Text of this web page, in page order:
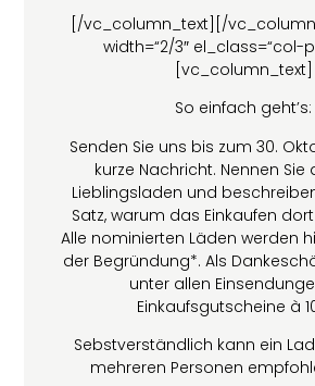
[/vc_column_text][/
width=“2/3″ el_class=“col-
[vc_column_text]
So einfach geht’s:
Senden Sie uns bis zum 30.
kurze Nachricht. Nennen Sie
Lieblingsladen und
Satz, warum das Einkaufen
Alle nominierten Läden werden
der Begründung*. Als
unter allen
Einkaufsgutscheine à
Sebstverständlich kann ein
mehreren Personen